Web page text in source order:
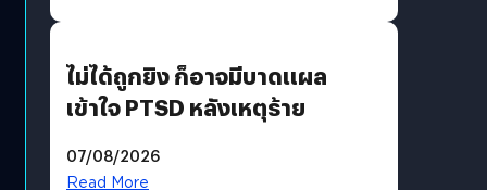
ไม่ได้ถูกยิง ก็อาจมีบาดแผล
เข้าใจ PTSD หลังเหตุร้าย
07/08/2026
Read More